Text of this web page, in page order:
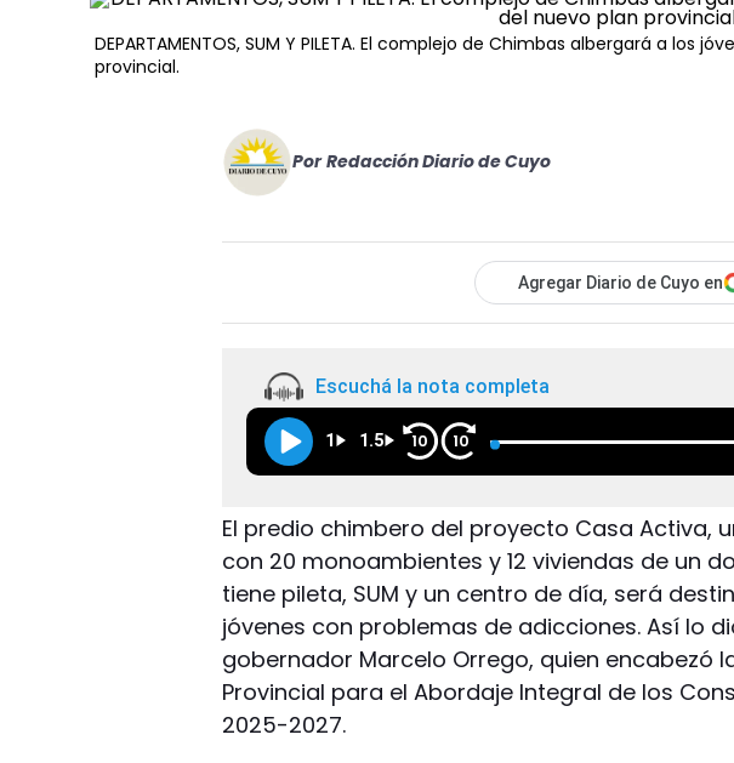
DEPARTAMENTOS, SUM Y PILETA. El complejo de Chimbas albergará a
provincial.
Por Redacción Diario de Cuyo
Agregar Diario de Cuyo en
Escuchá la nota completa
1 1.5 10 10
El predio chimbero del proyecto Casa Activa,
con 20 monoambientes y 12 viviendas de un
tiene pileta, SUM y un centro de día, será
jóvenes con problemas de adicciones. Así lo
gobernador Marcelo Orrego, quien encabezó
Provincial para el Abordaje Integral de los
2025-2027.